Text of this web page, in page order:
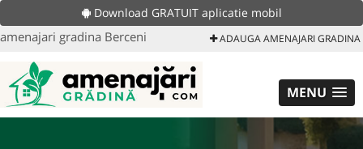
Download GRATUIT aplicatie mobil
amenajari gradina Berceni ADAUGA AMENAJARI GRADINA
MENU